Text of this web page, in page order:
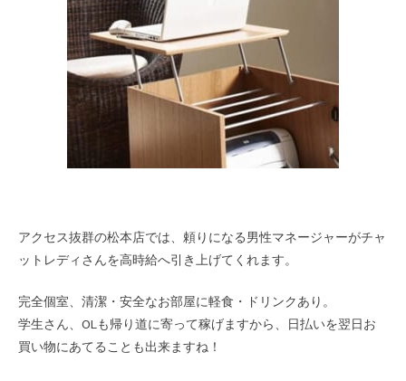
アクセス抜群の松本店では、頼りになる男性マネージャーがチャ
ットレディさんを高時給へ引き上げてくれます。
完全個室、清潔・安全なお部屋に軽食・ドリンクあり。
学生さん、OLも帰り道に寄って稼げますから、日払いを翌日お
買い物にあてることも出来ますね！